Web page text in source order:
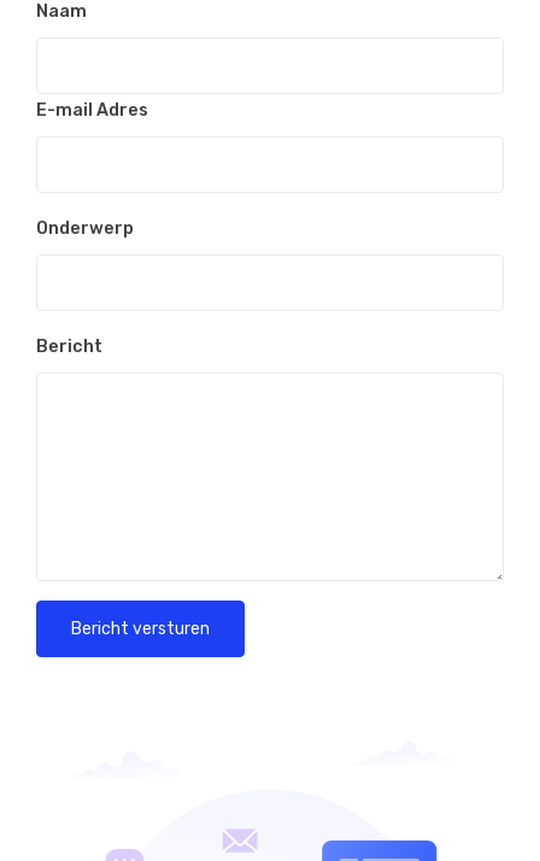
Naam
E-mail Adres
Onderwerp
Bericht
Bericht versturen